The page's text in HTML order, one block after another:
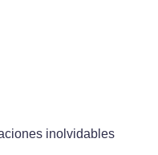
inolvidables